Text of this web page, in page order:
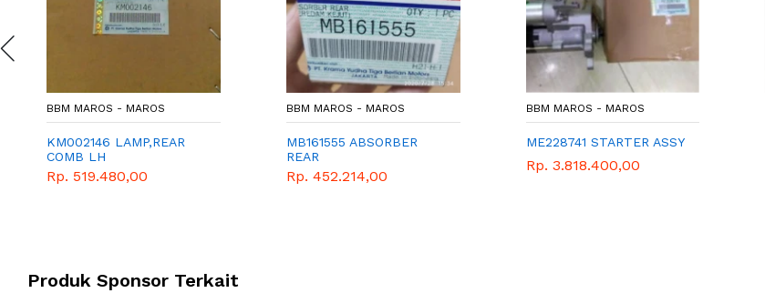
BBM MAROS - MAROS
KM002146 LAMP,REAR
COMB LH
Rp. 519.480,00
BBM MAROS - MAROS
MB161555 ABSORBER
REAR
Rp. 452.214,00
BBM MAROS - MAROS
ME228741 STARTER ASSY
Rp. 3.818.400,00
Produk Sponsor Terkait